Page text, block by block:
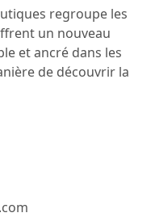
regroupe les
un nouveau
et ancré dans les
de découvrir la